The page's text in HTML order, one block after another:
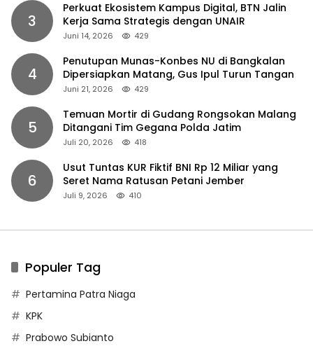
3
Perkuat Ekosistem Kampus Digital, BTN Jalin
Kerja Sama Strategis dengan UNAIR
Juni 14, 2026 429
4
Penutupan Munas-Konbes NU di Bangkalan
Dipersiapkan Matang, Gus Ipul Turun Tangan
Juni 21, 2026 429
5
Temuan Mortir di Gudang Rongsokan Malang
Ditangani Tim Gegana Polda Jatim
Juli 20, 2026 418
6
Usut Tuntas KUR Fiktif BNI Rp 12 Miliar yang
Seret Nama Ratusan Petani Jember
Juli 9, 2026 410
Populer Tag
Pertamina Patra Niaga
KPK
Prabowo Subianto